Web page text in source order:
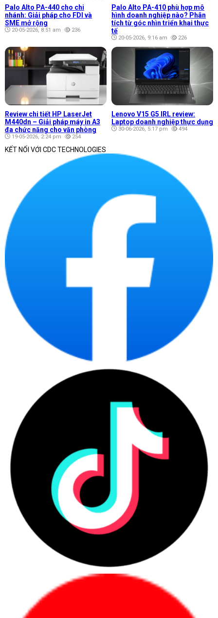
Palo Alto PA-440 cho chi
nhánh: Giải pháp cho FDI và
SME mở rộng
20-05-2026, 8:51 am 236
Palo Alto PA-410 phù hợp mô
hình doanh nghiệp nào? Phân
tích từ góc nhìn triển khai thực
tế
20-05-2026, 9:16 am 226
Review chi tiết HP LaserJet
M440dn – Giải pháp máy in A3
đa chức năng cho văn phòng
19-05-2026, 2:24 pm 254
Lenovo V15 G5 IRL review:
Laptop doanh nghiệp thực dụng
30-06-2026, 5:17 pm 494
KẾT NỐI VỚI CDC TECHNOLOGIES